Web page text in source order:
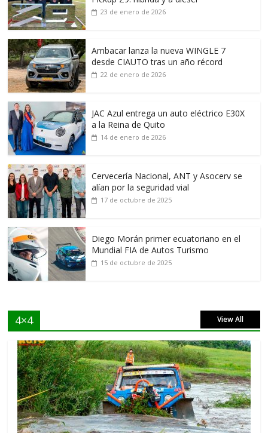
23 de enero de 2026
Ambacar lanza la nueva WINGLE 7
desde CIAUTO tras un año récord
22 de enero de 2026
JAC Azul entrega un auto eléctrico E30X
a la Reina de Quito
14 de enero de 2026
Cervecería Nacional, ANT y Asocerv se
alían por la seguridad vial
17 de octubre de 2025
Diego Morán primer ecuatoriano en el
Mundial FIA de Autos Turismo
15 de octubre de 2025
4×4 View All